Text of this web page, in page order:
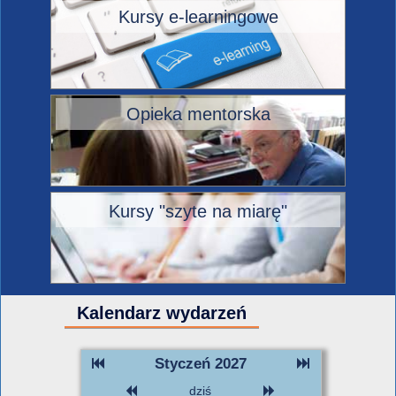
Kursy e-learningowe
Opieka mentorska
Kursy "szyte na miarę"
Kalendarz wydarzeń
Styczeń 2027
dziś